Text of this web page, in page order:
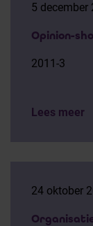
5 december
Opinion-
2011-3
Lees meer
24 oktober